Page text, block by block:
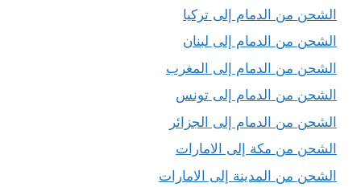
الشحن من الدمام إلى تركيا
الشحن من الدمام إلى لبنان
الشحن من الدمام إلى المغرب
الشحن من الدمام إلى تونس
الشحن من الدمام إلى الجزائر
الشحن من مكة إلى الامارات
الشحن من المدينة إلى الامارات